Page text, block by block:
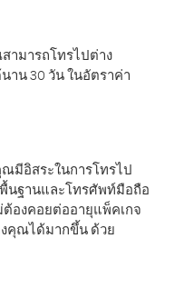
ามารถโทรไปต่าง
าน 30 วัน ในอัตราค่า
มีอิสระในการโทรไป
นฐานและโทรศัพท์มือถือ
องคอยต่ออายุแพ็คเกจ
คุณได้มากขึ้น ด้วย